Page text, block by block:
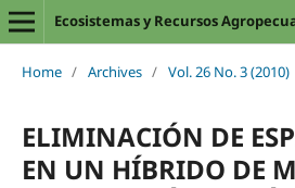
Ecosistemas y Recursos
Home / Archives / Vol. 26 No. 3 (2010)
ELIMINACIÓN DE
EN UN HÍBRIDO DE